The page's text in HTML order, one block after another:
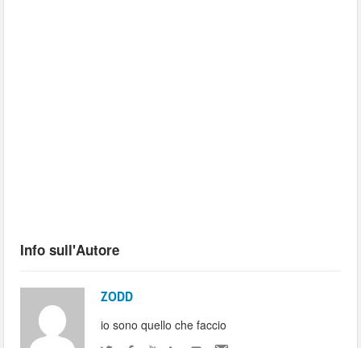
Info sull'Autore
ZODD
io sono quello che faccio